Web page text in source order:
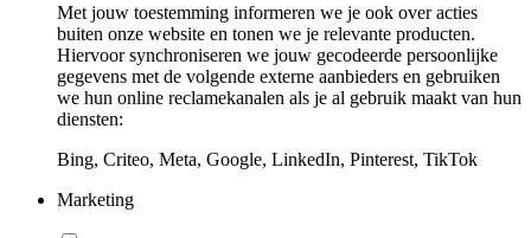
Met jouw toestemming informeren we je ook over acties
buiten onze website en tonen we je relevante producten.
Hiervoor synchroniseren we jouw gecodeerde persoonlijke
gegevens met de volgende externe aanbieders en gebruiken
we hun online reclamekanalen als je al gebruik maakt van hun
diensten:
Bing, Criteo, Meta, Google, LinkedIn, Pinterest, TikTok
Marketing